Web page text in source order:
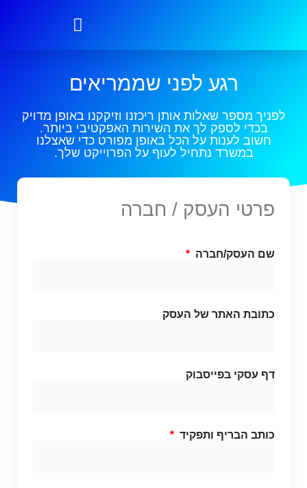
רגע לפני שממריאים
לפניך מספר שאלות אותן ריכזנו וזיקקנו באופן מדויק
בכדי לספק לך את השירות האפקטיבי ביותר.
חשוב לענות על הכל באופן מפורט כדי שאצלנו
במשרד נתחיל לעוף על הפרוייקט שלך.
פרטי העסק / חברה
שם העסק/חברה
כתובת האתר של העסק
דף עסקי בפייסבוק
כותב הבריף ותפקיד